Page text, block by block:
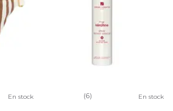
En stock (6) En stock